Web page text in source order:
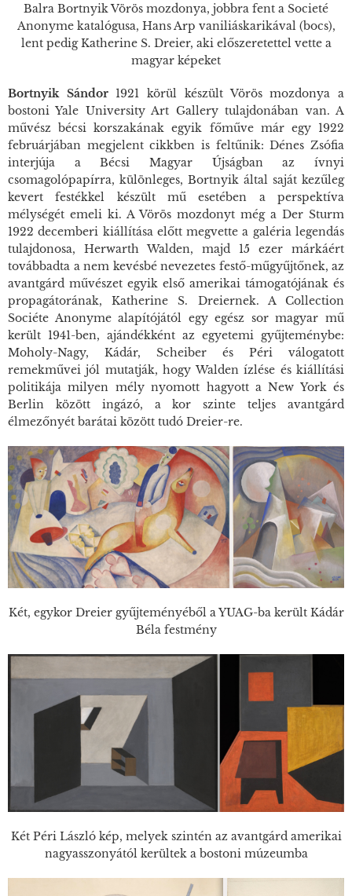
Balra Bortnyik Vörös mozdonya, jobbra fent a Societé
Anonyme katalógusa, Hans Arp vaniliáskarikával (bocs),
lent pedig Katherine S. Dreier, aki előszeretettel vette a
magyar képeket
Bortnyik Sándor1921 körül készültVörös mozdonya a
bostoni Yale University Art Gallery tulajdonában van. A
művész bécsi korszakának egyik főműve már egy 1922
februárjában megjelent cikkben is feltűnik: Dénes Zsófia
interjúja a Bécsi Magyar Újságban az ívnyi
csomagolópapírra, különleges, Bortnyik által saját kezűleg
kevert festékkel készült mű esetében a perspektíva
mélységét emeli ki. AVörös mozdonyt még a Der Sturm
1922 decemberi kiállítása előtt megvette a galéria legendás
tulajdonosa, Herwarth Walden, majd 15 ezer márkáért
továbbadta a nem kevésbé nevezetes festő-műgyűjtőnek, az
avantgárd művészet egyik első amerikai támogatójának és
propagátorának, Katherine S. Dreiernek. A Collection
Sociéte Anonymealapítójától egy egész sor magyar mű
került 1941-ben, ajándékként az egyetemi gyűjteménybe:
Moholy-Nagy, Kádár, Scheiber és Péri válogatott
remekművei jól mutatják, hogy Walden ízlése és kiállítási
politikája milyen mély nyomott hagyott a New York és
Berlin között ingázó, a kor szinte teljes avantgárd
élmezőnyét barátai között tudó Dreier-re.
Két, egykor Dreier gyűjteményéből a YUAG-ba került Kádár
Béla festmény
Két Péri László kép, melyek szintén az avantgárd amerikai
nagyasszonyától kerültek a bostoni múzeumba